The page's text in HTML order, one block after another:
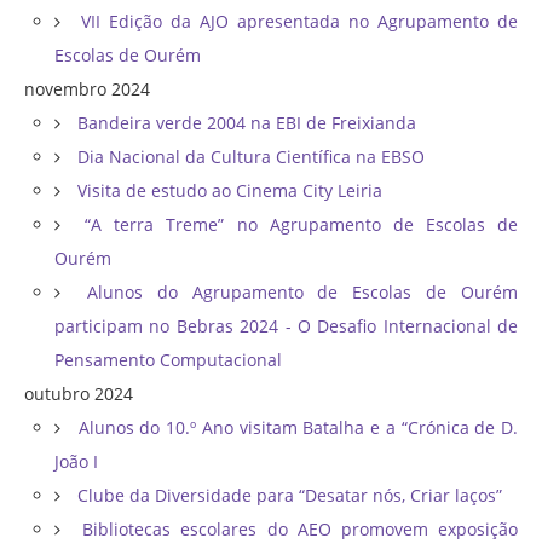
VII Edição da AJO apresentada no Agrupamento de
Escolas de Ourém
novembro 2024
Bandeira verde 2004 na EBI de Freixianda
Dia Nacional da Cultura Científica na EBSO
Visita de estudo ao Cinema City Leiria
“A terra Treme” no Agrupamento de Escolas de
Ourém
Alunos do Agrupamento de Escolas de Ourém
participam no Bebras 2024 - O Desafio Internacional de
Pensamento Computacional
outubro 2024
Alunos do 10.º Ano visitam Batalha e a “Crónica de D.
João I
Clube da Diversidade para “Desatar nós, Criar laços”
Bibliotecas escolares do AEO promovem exposição